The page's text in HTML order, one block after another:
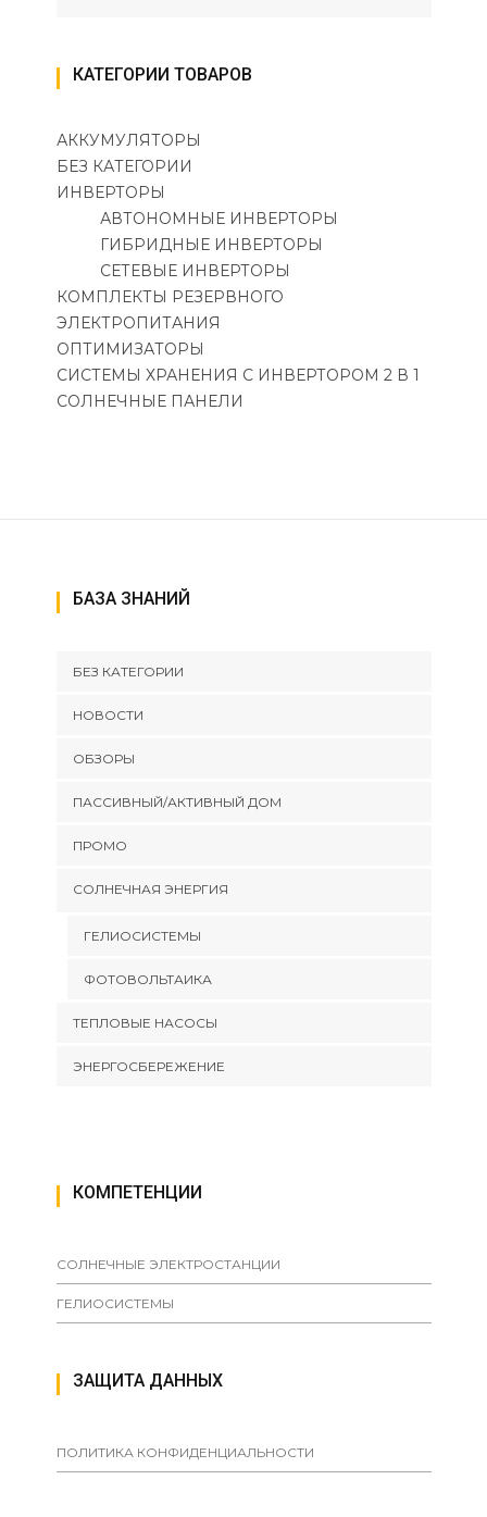
КАТЕГОРИИ ТОВАРОВ
АККУМУЛЯТОРЫ
БЕЗ КАТЕГОРИИ
ИНВЕРТОРЫ
АВТОНОМНЫЕ ИНВЕРТОРЫ
ГИБРИДНЫЕ ИНВЕРТОРЫ
СЕТЕВЫЕ ИНВЕРТОРЫ
КОМПЛЕКТЫ РЕЗЕРВНОГО
ЭЛЕКТРОПИТАНИЯ
ОПТИМИЗАТОРЫ
СИСТЕМЫ ХРАНЕНИЯ С ИНВЕРТОРОМ 2 В 1
СОЛНЕЧНЫЕ ПАНЕЛИ
БАЗА ЗНАНИЙ
БЕЗ КАТЕГОРИИ
НОВОСТИ
ОБЗОРЫ
ПАССИВНЫЙ/АКТИВНЫЙ ДОМ
ПРОМО
СОЛНЕЧНАЯ ЭНЕРГИЯ
ГЕЛИОСИСТЕМЫ
ФОТОВОЛЬТАИКА
ТЕПЛОВЫЕ НАСОСЫ
ЭНЕРГОСБЕРЕЖЕНИЕ
КОМПЕТЕНЦИИ
СОЛНЕЧНЫЕ ЭЛЕКТРОСТАНЦИИ
ГЕЛИОСИСТЕМЫ
ЗАЩИТА ДАННЫХ
ПОЛИТИКА КОНФИДЕНЦИАЛЬНОСТИ